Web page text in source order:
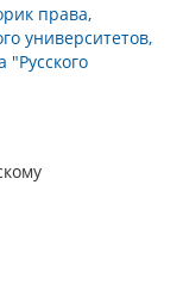
права,
университетов,
"Русского